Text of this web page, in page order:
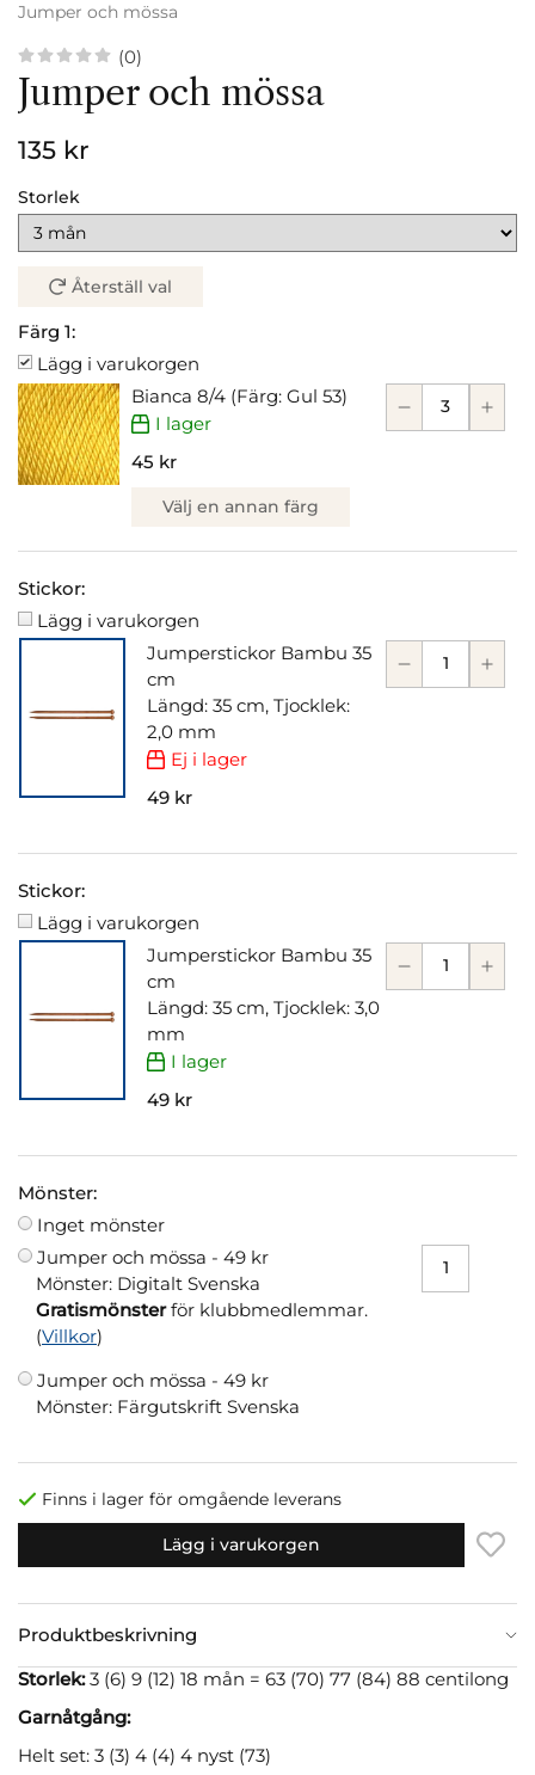
Jumper och mössa
(0)
Jumper och mössa
135 kr
Storlek
Återställ val
Färg 1:
Lägg i varukorgen
Bianca 8/4 (Färg: Gul 53)
I lager
45 kr
Välj en annan färg
Stickor:
Lägg i varukorgen
Jumperstickor Bambu 35
cm
Längd: 35 cm, Tjocklek:
2,0 mm
Ej i lager
49 kr
Stickor:
Lägg i varukorgen
Jumperstickor Bambu 35
cm
Längd: 35 cm, Tjocklek: 3,0
mm
I lager
49 kr
Mönster:
Inget mönster
Jumper och mössa - 49 kr
Mönster: Digitalt Svenska
Gratismönsterför klubbmedlemmar.
(Villkor)
Jumper och mössa - 49 kr
Mönster: Färgutskrift Svenska
Finns i lager för omgående leverans
Lägg i varukorgen
Produktbeskrivning
Storlek:3 (6) 9 (12) 18 mån = 63 (70) 77 (84) 88 centilong
Garnåtgång:
Helt set: 3 (3) 4 (4) 4 nyst (73)